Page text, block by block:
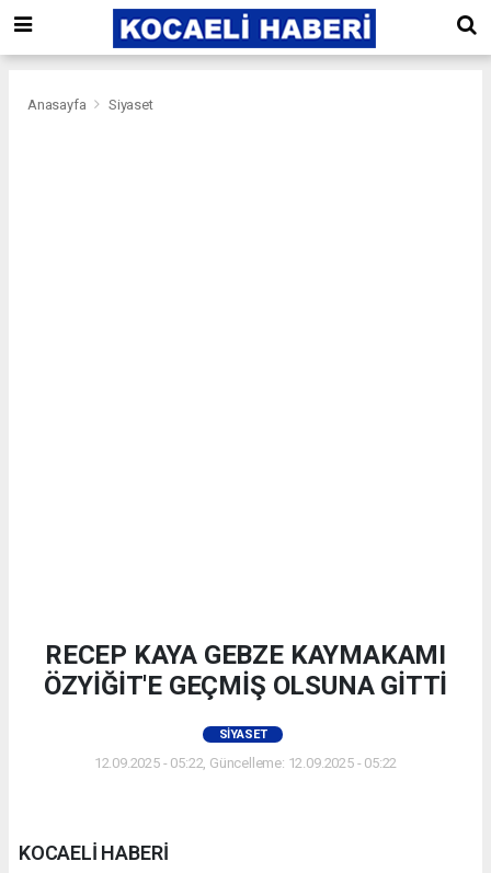
Anasayfa Siyaset
RECEP KAYA GEBZE KAYMAKAMI
ÖZYİĞİT'E GEÇMİŞ OLSUNA GİTTİ
SIYASET
12.09.2025 - 05:22, Güncelleme: 12.09.2025 - 05:22
KOCAELİ HABERİ